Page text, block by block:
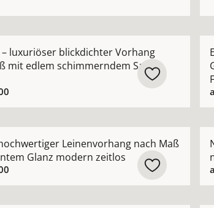
– luxuriöser blickdichter Vorhang
mit edlem schimmerndem Satin-
Leinenvorhang nach Maß
Glanz modern zeitlos